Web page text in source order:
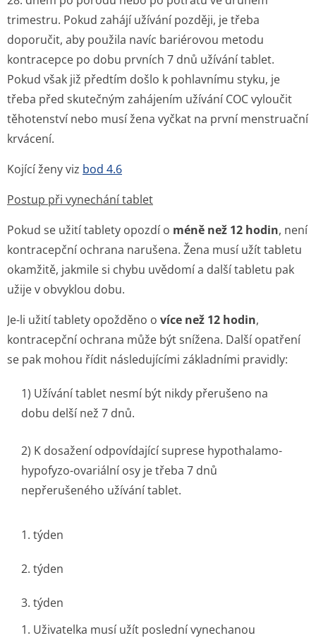
trimestru. Pokud zahájí užívání později, je třeba
doporučit, aby použila navíc bariérovou metodu
kontracepce po dobu prvních 7 dnů užívání tablet.
Pokud však již předtím došlo k pohlavnímu styku, je
třeba před skutečným zahájením užívání COC vyloučit
těhotenství nebo musí žena vyčkat na první menstruační
krvácení.
Kojící ženy viz bod 4.6
Postup při vynechání tablet
Pokud se užití tablety opozdí o méně než 12 hodin, není
kontracepční ochrana narušena. Žena musí užít tabletu
okamžitě, jakmile si chybu uvědomí a další tabletu pak
užije v obvyklou dobu.
Je-li užití tablety opožděno o více než 12 hodin,
kontracepční ochrana může být snížena. Další opatření
se pak mohou řídit následujícími základními pravidly:
1) Užívání tablet nesmí být nikdy přerušeno na
dobu delší než 7 dnů.
2) K dosažení odpovídající suprese hypothalamo-
hypofyzo-ovariální osy je třeba 7 dnů
nepřerušeného užívání tablet.
1. týden
2. týden
3. týden
1. Uživatelka musí užít poslední vynechanou